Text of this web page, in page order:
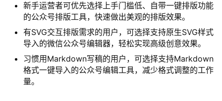
新手运营者可优先选择上手门槛低、自带一键排版功能
的公众号排版工具，快速做出美观的排版效果。
有SVG交互排版需求的用户，可选择支持原生SVG样式
导入的微信公众号编辑器，轻松实现高级创意效果。
习惯用Markdown写稿的用户，可选择支持Markdown
格式一键导入的公众号编辑工具，减少格式调整的工作
量。